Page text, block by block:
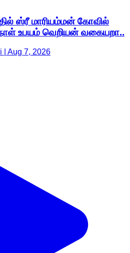
ஸ்ரீ மாரியம்மன் கோவில்
நாள் உபயம் வெறியன் வகையறா..
| Aug 7, 2026